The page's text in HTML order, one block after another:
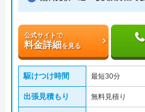
公式サイトで
料金詳細を見る
駆けつけ時間 最短30分
出張見積もり 無料見積り